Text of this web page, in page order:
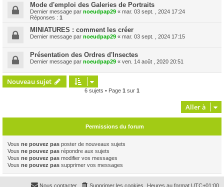
Mode d'emploi des Galeries de Portraits
Dernier message par noeudpap29 « mar. 03 sept. , 2024 17:24
Réponses : 1
MINIATURES : comment les créer
Dernier message par noeudpap29 « mar. 03 sept. , 2024 17:15
Présentation des Ordres d'Insectes
Dernier message par noeudpap29 « ven. 14 août , 2020 20:51
Nouveau sujet
6 sujets • Page 1 sur 1
Aller à
Permissions du forum
Vous ne pouvez pas poster de nouveaux sujets
Vous ne pouvez pas répondre aux sujets
Vous ne pouvez pas modifier vos messages
Vous ne pouvez pas supprimer vos messages
Heures au format UTC+01:00
Supprimer les cookies
Nous contacter